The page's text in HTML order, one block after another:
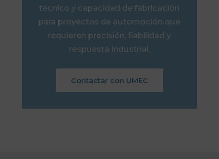
técnico y capacidad de fabricación
para proyectos de automoción que
requieren precisión, fiabilidad y
respuesta industrial.
Contactar con UMEC